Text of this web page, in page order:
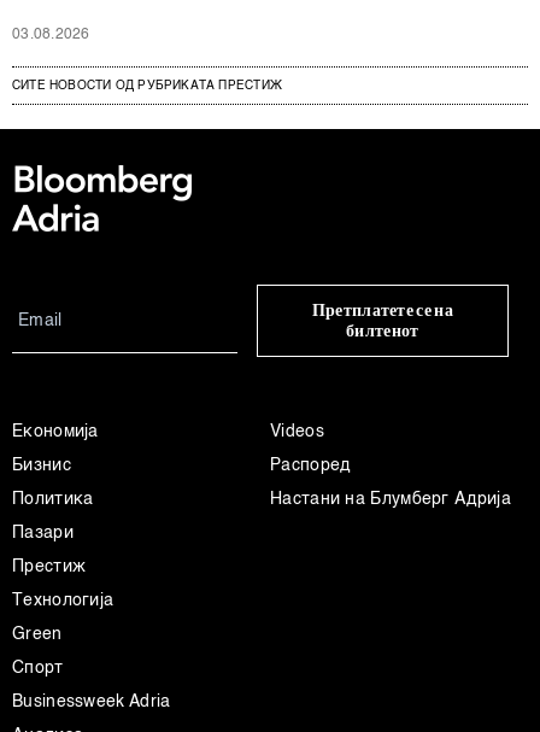
03.08.2026
СИТЕ НОВОСТИ ОД РУБРИКАТА ПРЕСТИЖ
Претплатете се на
билтенот
Економија
Бизнис
Политика
Пазари
Престиж
Технологија
Green
Спорт
Businessweek Adria
Videos
Распоред
Настани на Блумберг Адрија